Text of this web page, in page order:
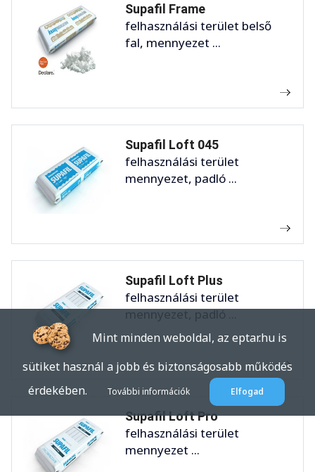
Supafil Frame
felhasználási terület belső
fal, mennyezet ...
Supafil Loft 045
felhasználási terület
mennyezet, padló ...
Supafil Loft Plus
felhasználási terület
mennyezet, padló ...
Supafil Loft Pro
felhasználási terület
mennyezet ...
Mint minden weboldal, az eptar.hu is
sütiket használ a jobb és biztonságosabb működés
érdekében.
További információk Elfogad